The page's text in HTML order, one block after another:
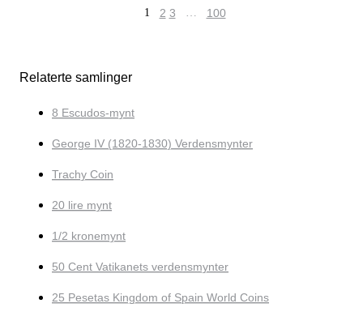
1 2 3 … 100
Relaterte samlinger
8 Escudos-mynt
George IV (1820-1830) Verdensmynter
Trachy Coin
20 lire mynt
1/2 kronemynt
50 Cent Vatikanets verdensmynter
25 Pesetas Kingdom of Spain World Coins